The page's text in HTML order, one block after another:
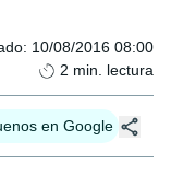
: 10/08/2016 08:00
2 min. lectura
en Google